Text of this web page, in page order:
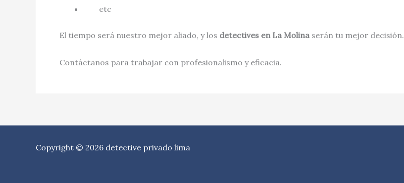
etc
El tiempo será nuestro mejor aliado, y los detectives en La Molina serán tu mejor decisión.
Contáctanos para trabajar con profesionalismo y eficacia.
Copyright © 2026 detective privado lima